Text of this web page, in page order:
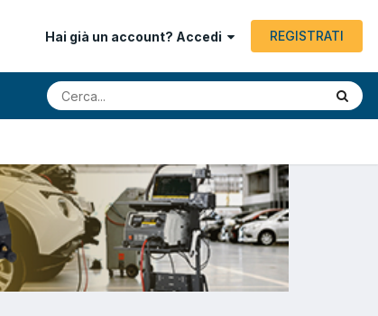
Hai già un account? Accedi REGISTRATI